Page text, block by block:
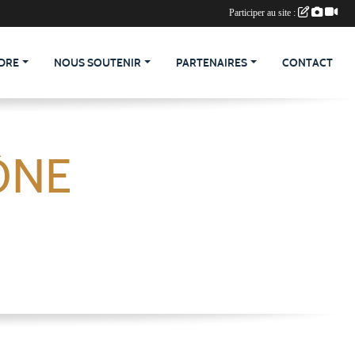
NOUS SOUTENIR PARTENAIRES CONTACT
Participer au site :